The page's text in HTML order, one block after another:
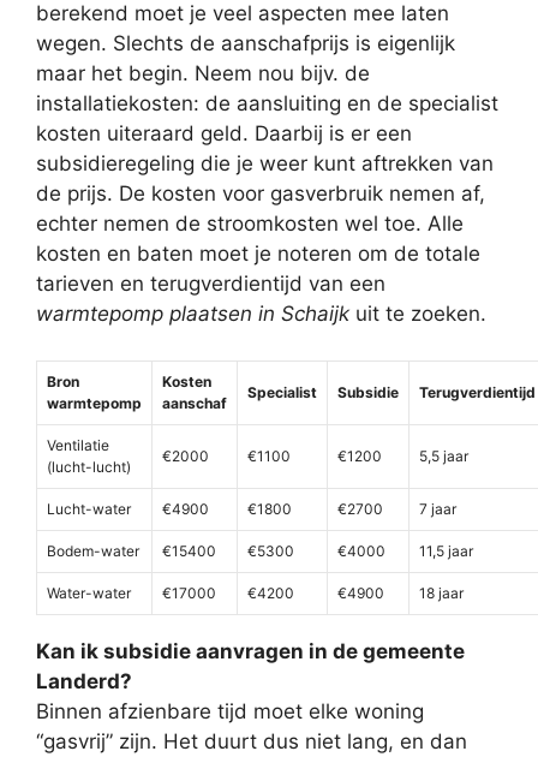
berekend moet je veel aspecten mee laten
wegen. Slechts de aanschafprijs is eigenlijk
maar het begin. Neem nou bijv. de
installatiekosten: de aansluiting en de specialist
kosten uiteraard geld. Daarbij is er een
subsidieregeling die je weer kunt aftrekken van
de prijs. De kosten voor gasverbruik nemen af,
echter nemen de stroomkosten wel toe. Alle
kosten en baten moet je noteren om de totale
tarieven en terugverdientijd van een
warmtepomp plaatsen in Schaijk uit te zoeken.
Bron
warmtepomp
Kosten
aanschaf
Specialist Subsidie Terugverdientijd
Ventilatie
(lucht-lucht)
€2000 €1100 €1200 5,5 jaar
Lucht-water €4900 €1800 €2700 7 jaar
Bodem-water €15400 €5300 €4000 11,5 jaar
Water-water €17000 €4200 €4900 18 jaar
Kan ik subsidie aanvragen in de gemeente
Landerd?
Binnen afzienbare tijd moet elke woning
“gasvrij” zijn. Het duurt dus niet lang, en dan